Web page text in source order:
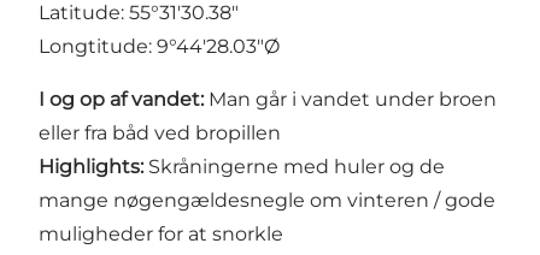
Latitude: 55°31'30.38"
Longtitude: 9°44'28.03"Ø
I og op af vandet: Man går i vandet under broen
eller fra båd ved bropillen
Highlights: Skråningerne med huler og de
mange nøgengældesnegle om vinteren / gode
muligheder for at snorkle